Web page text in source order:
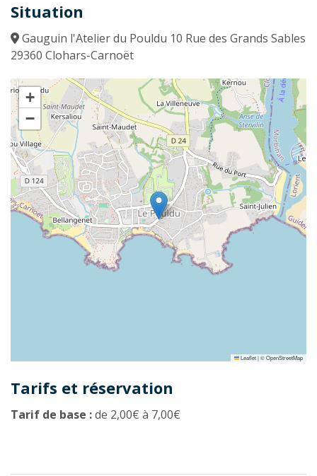
Situation
Gauguin l'Atelier du Pouldu 10 Rue des Grands Sables
29360 Clohars-Carnoët
+
−
Leaflet|©OpenStreetMap
Tarifs et réservation
Tarif de base :de 2,00€ à 7,00€